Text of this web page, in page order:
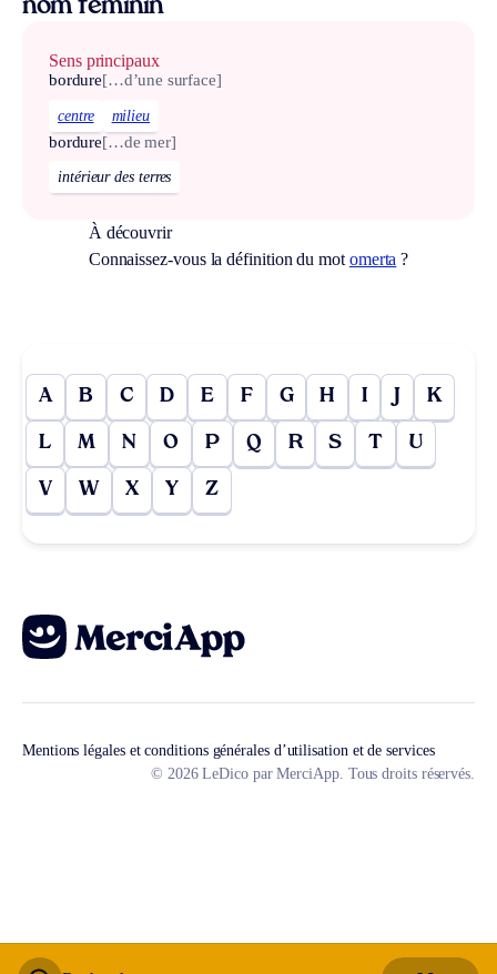
nom féminin
Sens principaux
bordure[…d’une surface]
centre milieu
bordure[…de mer]
intérieur des terres
À découvrir
Connaissez-vous la définition du mot omerta ?
A B C D E F G H I J K
L M N O P Q R S T U
V W X Y Z
Mentions légales et conditions générales d’utilisation et de services
© 2026 LeDico par MerciApp. Tous droits réservés.